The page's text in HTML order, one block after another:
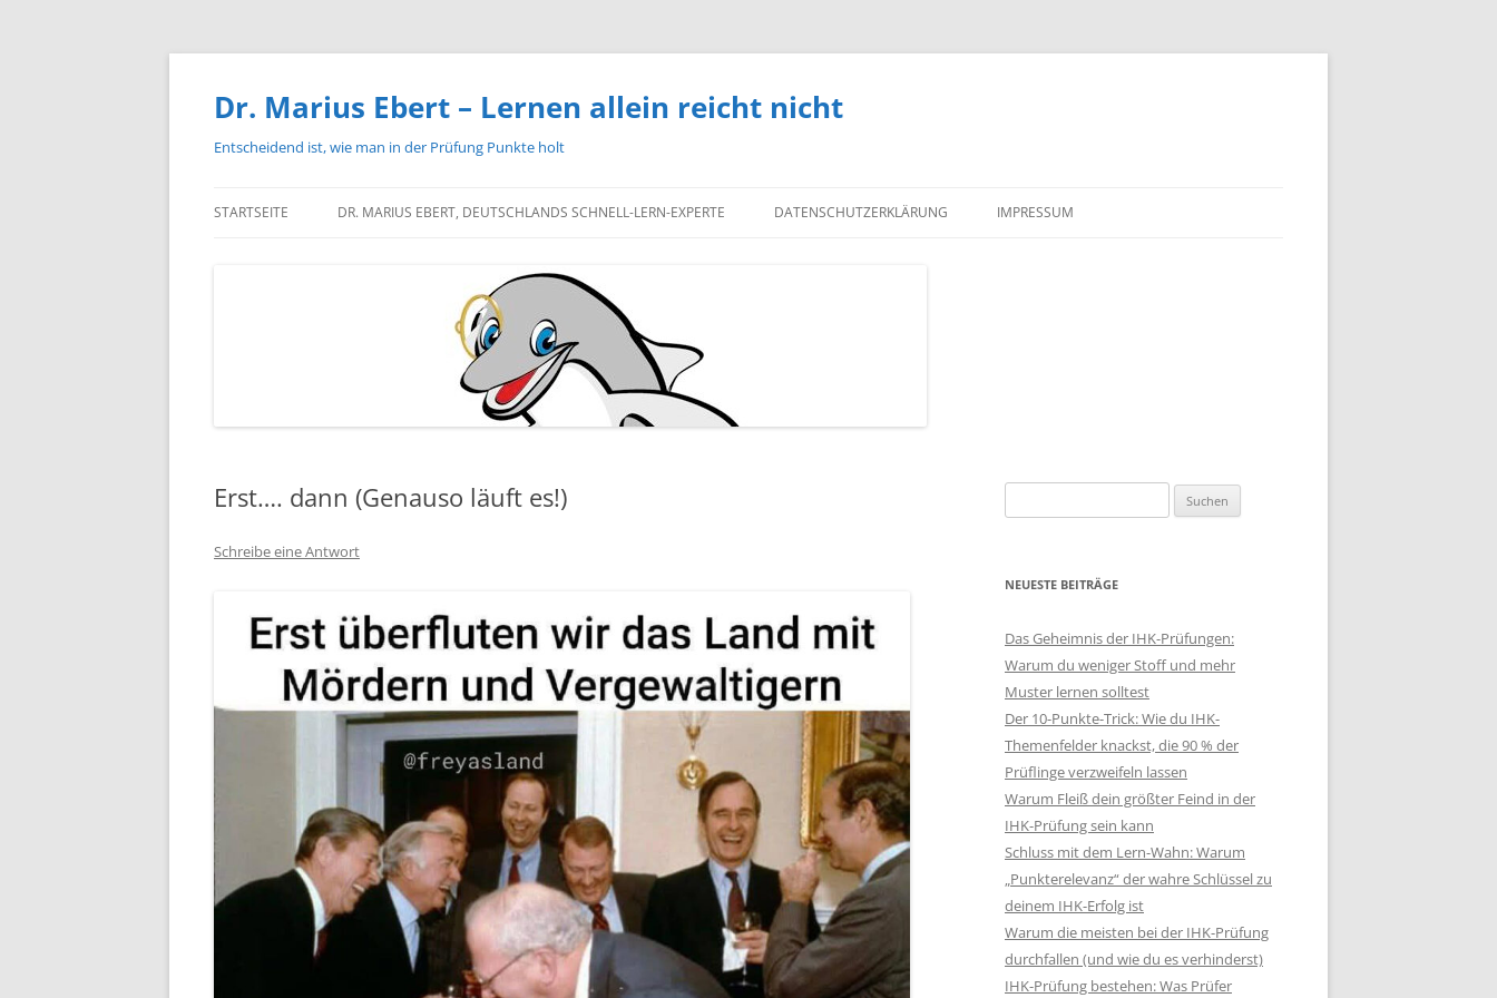
Zum
Dr. Marius Ebert – Lernen allein reicht nicht
Entscheidend ist, wie man in der Prüfung Punkte holt
STARTSEITE DR. MARIUS EBERT, DEUTSCHLANDS SCHNELL-LERN-EXPERTE DATENSCHUTZERKLÄRUNG IMPRESSUM
Erst…. dann (Genauso läuft es!)
Schreibe eine Antwort
nach:
NEUESTE BEITRÄGE
Das Geheimnis der IHK-Prüfungen:
Warum du weniger Stoff und mehr
Muster lernen solltest
Der 10-Punkte-Trick: Wie du IHK-
Themenfelder knackst, die 90 % der
Prüflinge verzweifeln lassen
Warum Fleiß dein größter Feind in der
IHK-Prüfung sein kann
Schluss mit dem Lern-Wahn: Warum
„Punkterelevanz“ der wahre Schlüssel zu
deinem IHK-Erfolg ist
Warum die meisten bei der IHK-Prüfung
durchfallen (und wie du es verhinderst)
IHK-Prüfung bestehen: Was Prüfer